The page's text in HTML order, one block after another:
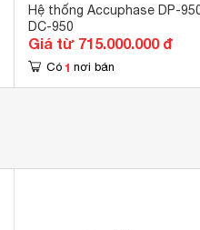
Hệ thống Accuphase DP-
DC-950
Giá từ 715.000.000 đ
Có 1 nơi bán